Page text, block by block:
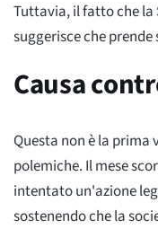
Tuttavia, il fatto che la
suggerisce che
Causa
Questa non è la prima
polemiche. Il mese
intentato un'azione
sostenendo che la